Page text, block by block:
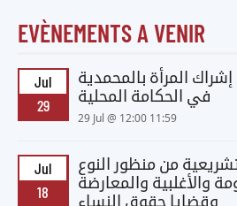
EVÈNEMENTS A VENIR
Jul
29
المرأة بالمحمدية
في الحكامة المحلية
29 Jul @ 12:00 11:59
Jul
18
من منظور النوع
والأغلبية والمعارضة
وقضايا حقوق النساء